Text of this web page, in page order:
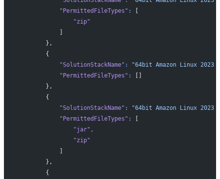
            "PermittedFileTypes"
:
[
                "zip"
            ]
        },
        {
            "SolutionStackName"
:
"64bit Amazon Linux 2023
            "PermittedFileTypes"
:
[]
        },
        {
            "SolutionStackName"
:
"64bit Amazon Linux
            "PermittedFileTypes"
:
[
                "jar"
,
                "zip"
            ]
        },
        {